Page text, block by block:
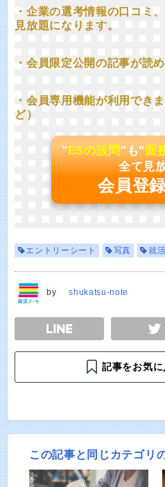
・企業の選考情報の口コミ
見放題になります。
・会員限定公開の記事が読め
・会員専用機能が利用でき
ど）
"ESの設問"も"面
全て見
会員登
エントリーシート 写真 就活
by shukatsu-note
TWEET
記事をお気
この記事と同じカテゴリ